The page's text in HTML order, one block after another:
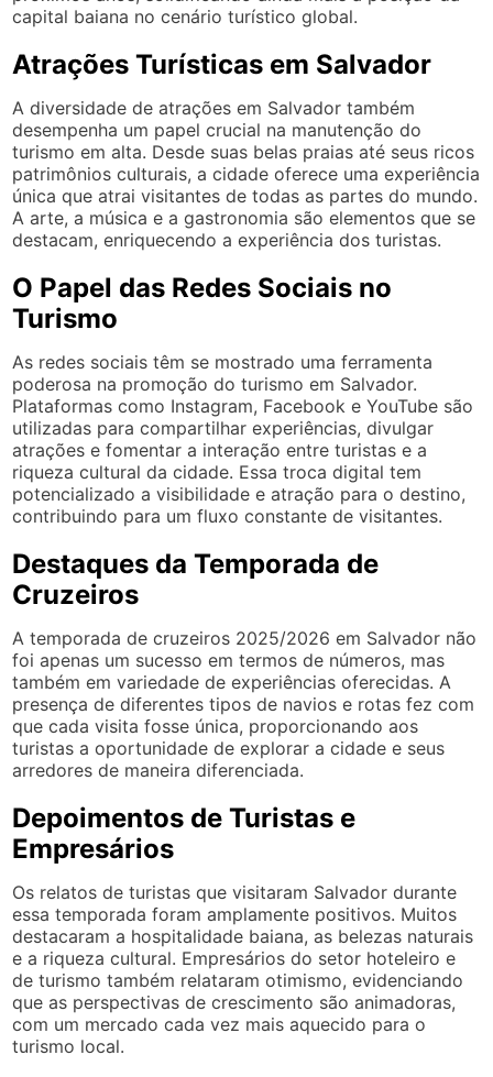
capital baiana no cenário turístico global.
Atrações Turísticas em Salvador
A diversidade de atrações em Salvador também
desempenha um papel crucial na manutenção do
turismo em alta. Desde suas belas praias até seus ricos
patrimônios culturais, a cidade oferece uma experiência
única que atrai visitantes de todas as partes do mundo.
A arte, a música e a gastronomia são elementos que se
destacam, enriquecendo a experiência dos turistas.
O Papel das Redes Sociais no
Turismo
As redes sociais têm se mostrado uma ferramenta
poderosa na promoção do turismo em Salvador.
Plataformas como Instagram, Facebook e YouTube são
utilizadas para compartilhar experiências, divulgar
atrações e fomentar a interação entre turistas e a
riqueza cultural da cidade. Essa troca digital tem
potencializado a visibilidade e atração para o destino,
contribuindo para um fluxo constante de visitantes.
Destaques da Temporada de
Cruzeiros
A temporada de cruzeiros 2025/2026 em Salvador não
foi apenas um sucesso em termos de números, mas
também em variedade de experiências oferecidas. A
presença de diferentes tipos de navios e rotas fez com
que cada visita fosse única, proporcionando aos
turistas a oportunidade de explorar a cidade e seus
arredores de maneira diferenciada.
Depoimentos de Turistas e
Empresários
Os relatos de turistas que visitaram Salvador durante
essa temporada foram amplamente positivos. Muitos
destacaram a hospitalidade baiana, as belezas naturais
e a riqueza cultural. Empresários do setor hoteleiro e
de turismo também relataram otimismo, evidenciando
que as perspectivas de crescimento são animadoras,
com um mercado cada vez mais aquecido para o
turismo local.